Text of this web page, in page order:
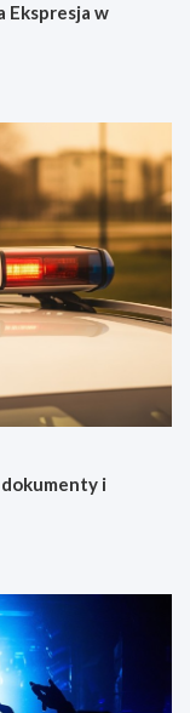
Ekspresja w
i